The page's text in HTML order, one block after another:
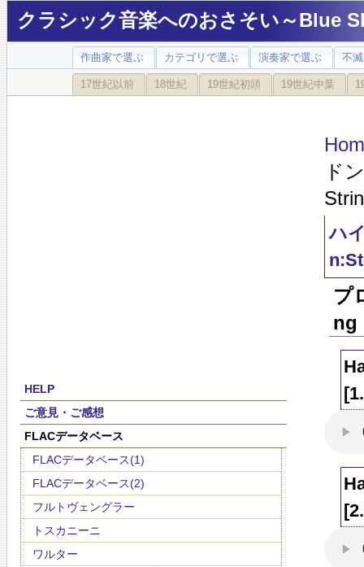
クラシック音楽へのおさそい～Blue
作曲家で選ぶ カテゴリで選ぶ 演奏家で選ぶ 不
17世紀以前 18世紀 19世紀初頭 19世紀中葉
HELP
ご意見・ご感想
FLACデータベース
FLACデータベース(1)
FLACデータベース(2)
フルトヴェングラー
トスカニーニ
ワルター
ド
ハ
プ
ng